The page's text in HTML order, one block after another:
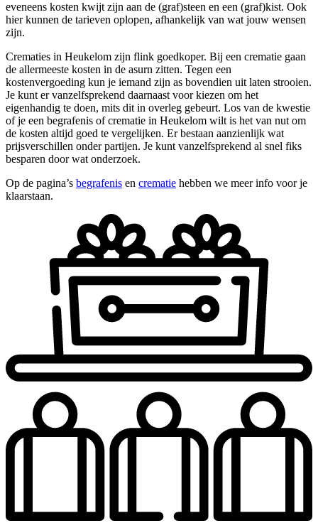
eveneens kosten kwijt zijn aan de (graf)steen en een (graf)kist. Ook
hier kunnen de tarieven oplopen, afhankelijk van wat jouw wensen
zijn.
Crematies in Heukelom zijn flink goedkoper. Bij een crematie gaan
de allermeeste kosten in de asurn zitten. Tegen een
kostenvergoeding kun je iemand zijn as bovendien uit laten strooien.
Je kunt er vanzelfsprekend daarnaast voor kiezen om het
eigenhandig te doen, mits dit in overleg gebeurt. Los van de kwestie
of je een begrafenis of crematie in Heukelom wilt is het van nut om
de kosten altijd goed te vergelijken. Er bestaan aanzienlijk wat
prijsverschillen onder partijen. Je kunt vanzelfsprekend al snel fiks
besparen door wat onderzoek.
Op de pagina’s begrafenis en crematie hebben we meer info voor je
klaarstaan.